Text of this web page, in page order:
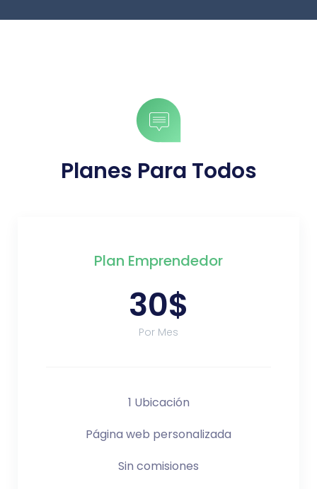
Planes Para Todos
Plan Emprendedor
30$
Por Mes
1 Ubicación
Página web personalizada
Sin comisiones